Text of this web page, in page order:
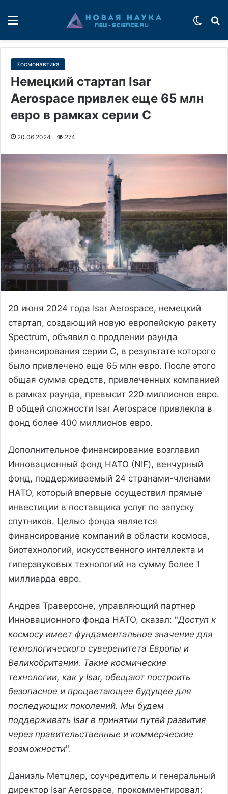
Космонавтика
Немецкий стартап Isar
Aerospace привлек еще 65 млн
евро в рамках серии C
20.06.2024 274
20 июня 2024 года Isar Aerospace, немецкий
стартап, создающий новую европейскую ракету
Spectrum, объявил о продлении раунда
финансирования серии С, в результате которого
было привлечено еще 65 млн евро. После этого
общая сумма средств, привлеченных компанией
в рамках раунда, превысит 220 миллионов евро.
В общей сложности Isar Aerospace привлекла в
фонд более 400 миллионов евро.
Дополнительное финансирование возглавил
Инновационный фонд НАТО (NIF), венчурный
фонд, поддерживаемый 24 странами-членами
НАТО, который впервые осуществил прямые
инвестиции в поставщика услуг по запуску
спутников. Целью фонда является
финансирование компаний в области космоса,
биотехнологий, искусственного интеллекта и
гиперзвуковых технологий на сумму более 1
миллиарда евро.
Андреа Траверсоне, управляющий партнер
Инновационного фонда НАТО, сказал: "Доступ к
космосу имеет фундаментальное значение для
технологического суверенитета Европы и
Великобритании. Такие космические
технологии, как у Isar, обещают построить
безопасное и процветающее будущее для
последующих поколений. Мы будем
поддерживать Isar в принятии путей развития
через правительственные и коммерческие
возможности".
Даниэль Метцлер, соучредитель и генеральный
директор Isar Aerospace, прокомментировал: